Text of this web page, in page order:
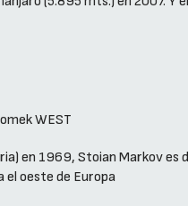
WEST
en 1969, Stoian Markov
el oeste de Europa